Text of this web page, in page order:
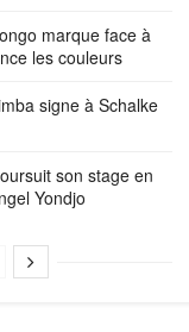
marque face à
les couleurs
signe à Schalke
son stage en
Yondjo